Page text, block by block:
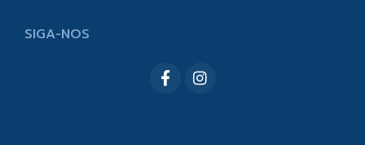
SIGA-NOS